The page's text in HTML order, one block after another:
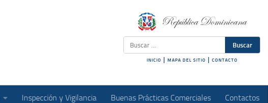
Buscar
INICIO MAPA DEL SITIO CONTACTO
Inspección y Vigilancia Buenas Prácticas Comerciales Contactos